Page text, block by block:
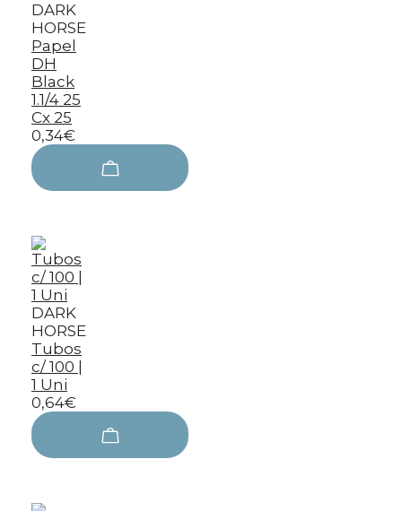
DARK
HORSE
Papel
DH
Black
1.1/4 25
Cx 25
0,34€
DARK
HORSE
Tubos
c/ 100 |
1 Uni
0,64€